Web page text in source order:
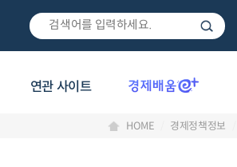
연관 사이트
HOME 경제정책정보